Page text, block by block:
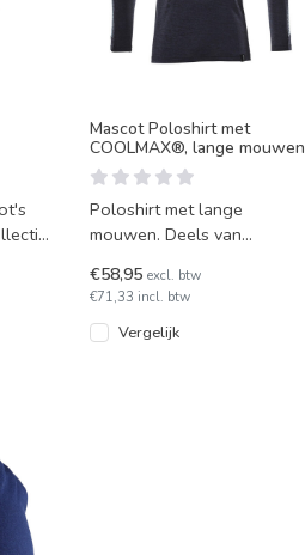
Mascot Poloshirt met
COOLMAX®, lange mouwen
Poloshirt met lange
mouwen. Deels van
Coolmax polyester. Fijn om
los te d
€58,95 excl. btw
€71,33 incl. btw
Vergelijk